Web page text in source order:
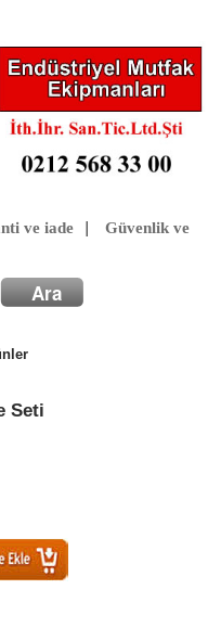
ve iade
Güvenlik ve
Seti